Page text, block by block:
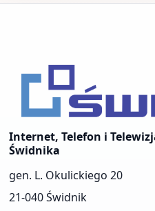
Internet, Telefon i
Świdnika
gen. L. Okulickiego 20
21-040 Świdnik